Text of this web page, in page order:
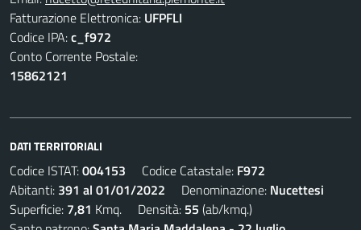
Fatturazione Elettronica: UFPFLI
Codice IPA:c_f972
Conto Corrente Postale:
15862121
DATI TERRITORIALI
Codice ISTAT:004153 Codice Catastale: F972
Abitanti: 391 al 01/01/2022 Denominazione: Nucettesi
Superficie: 7,81 Kmq. Densità: 55 (ab/kmq.)